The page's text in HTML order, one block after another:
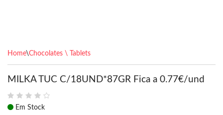
Home\Chocolates \ Tablets
MILKA TUC C/18UND*87GR Fica a 0.77€/und
Em Stock